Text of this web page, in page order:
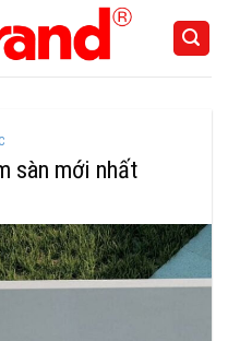
sàn mới nhất